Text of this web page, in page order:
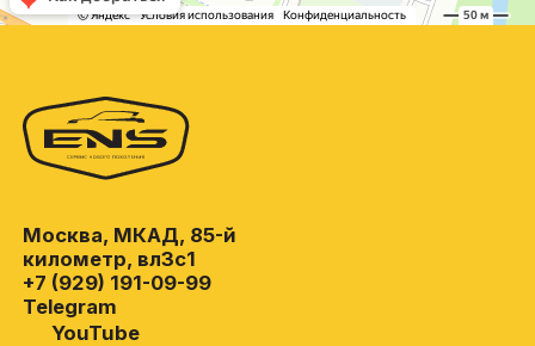
Москва, МКАД, 85-й
километр, вл3с1
+7 (929) 191-09-99
Telegram
YouTube